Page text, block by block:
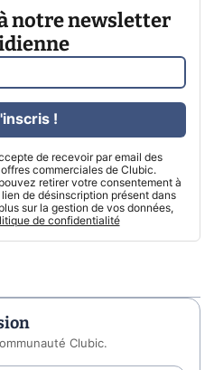
notre newsletter
de recevoir par email des
commerciales de Clubic.
retirer votre consentement à
de désinscription présent dans
sur la gestion de vos données,
de confidentialité
!
Clubic.